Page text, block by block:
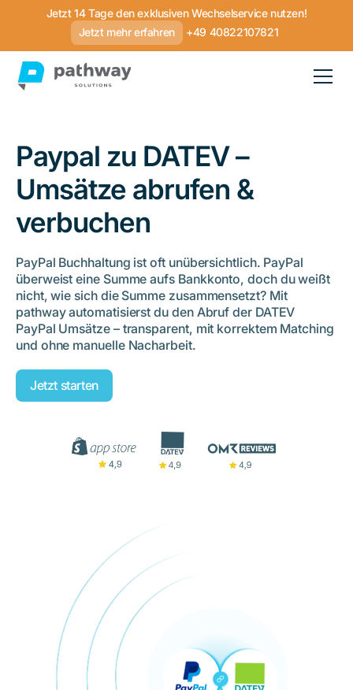
Jetzt 14 Tage den exklusiven Wechselservice nutzen!
Jetzt mehr erfahren
+49 40822107821
Paypal zu DATEV –
Umsätze abrufen &
verbuchen
PayPal Buchhaltung ist oft unübersichtlich. PayPal
überweist eine Summe aufs Bankkonto, doch du weißt
nicht, wie sich die Summe zusammensetzt? Mit
pathway automatisierst du den Abruf der DATEV
PayPal Umsätze – transparent, mit korrektem Matching
und ohne manuelle Nacharbeit.
Jetzt starten